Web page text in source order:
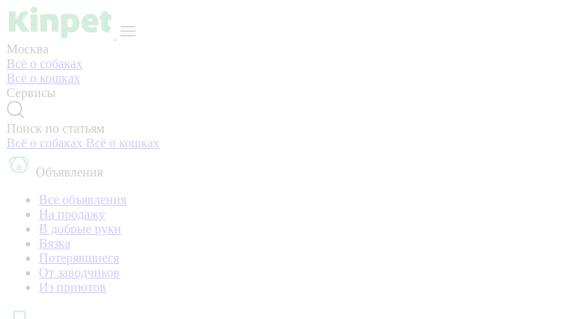
Москва
Всё о собаках
Всё о кошках
Сервисы
Поиск по статьям
Всё о собаках Всё о кошках
Объявления
Все объявления
На продажу
В добрые руки
Вязка
Потерявшиеся
От заводчиков
Из приютов